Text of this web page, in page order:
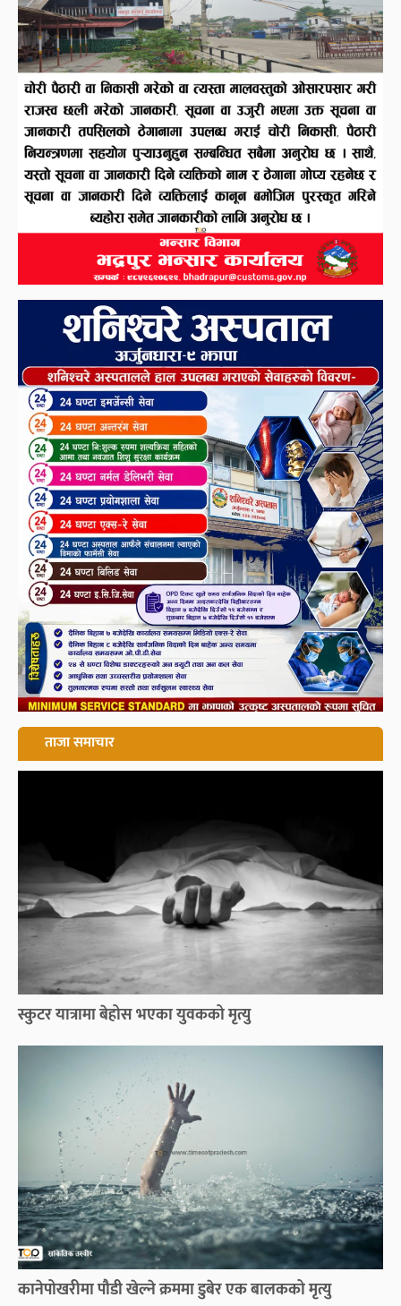
ताजा समाचार
स्कुटर यात्रामा बेहोस भएका युवकको मृत्यु
कानेपोखरीमा पौडी खेल्ने क्रममा डुबेर एक बालकको मृत्यु